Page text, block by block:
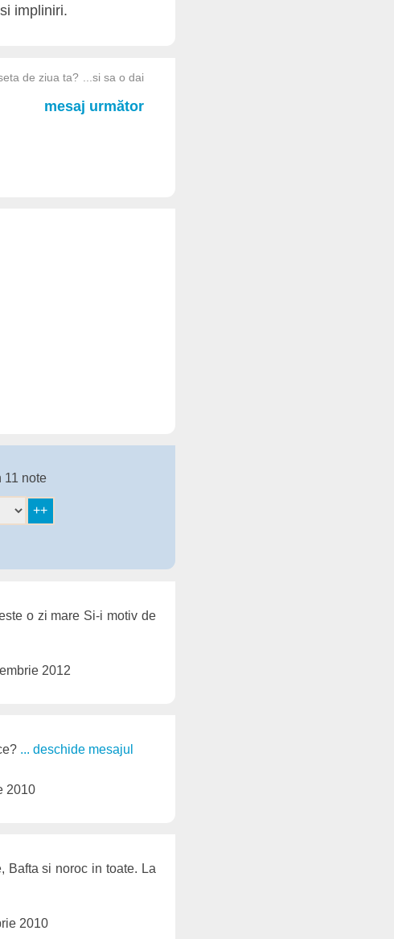
impliniri.
de ziua ta? ...si sa o dai
mesaj următor
11 note
o zi mare Si-i motiv de
2012
... deschide mesajul
2010
Bafta si noroc in toate. La
2010